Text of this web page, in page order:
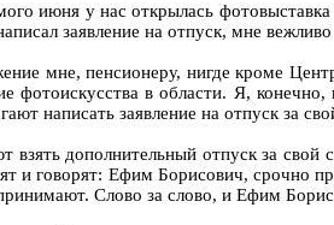
июня у нас открылась
заявление на отпуск, мне
мне, пенсионеру, нигде кроме
фотоискусства в области. Я,
написать заявление на отпуск за
взять дополнительный отпуск за свой
и говорят: Ефим Борисович, срочно
Слово за слово, и Ефим